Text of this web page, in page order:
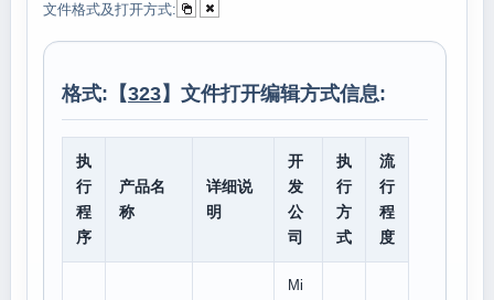
文件格式及打开方式:
格式:【323】文件打开编辑方式信息:
执
行
程
序
产品名
称
详细说
明
开
发
公
司
执
行
方
式
流
行
程
度
Mi